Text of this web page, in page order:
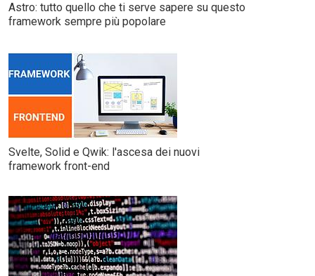
Astro: tutto quello che ti serve sapere su questo
framework sempre più popolare
Svelte, Solid e Qwik: l'ascesa dei nuovi
framework front-end